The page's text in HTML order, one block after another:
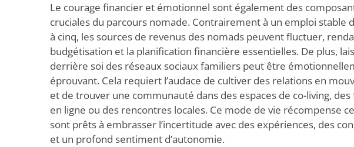
Le courage financier et émotionnel sont également des
cruciales du parcours nomade. Contrairement à un emploi stable
à cinq, les sources de revenus des nomads peuvent fluctuer,
budgétisation et la planification financière essentielles. De plus,
derrière soi des réseaux sociaux familiers peut être
éprouvant. Cela requiert l’audace de cultiver des relations en
et de trouver une communauté dans des espaces de co-living,
en ligne ou des rencontres locales. Ce mode de vie récompense
sont prêts à embrasser l’incertitude avec des expériences, des
et un profond sentiment d’autonomie.